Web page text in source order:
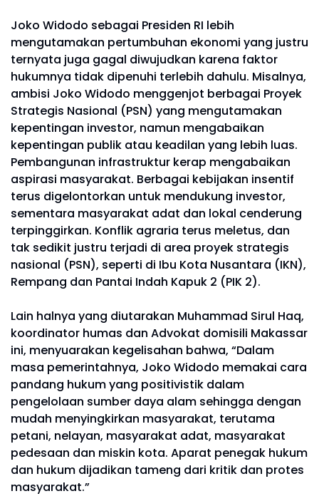
Joko Widodo sebagai Presiden RI lebih
mengutamakan pertumbuhan ekonomi yang justru
ternyata juga gagal diwujudkan karena faktor
hukumnya tidak dipenuhi terlebih dahulu. Misalnya,
ambisi Joko Widodo menggenjot berbagai Proyek
Strategis Nasional (PSN) yang mengutamakan
kepentingan investor, namun mengabaikan
kepentingan publik atau keadilan yang lebih luas.
Pembangunan infrastruktur kerap mengabaikan
aspirasi masyarakat. Berbagai kebijakan insentif
terus digelontorkan untuk mendukung investor,
sementara masyarakat adat dan lokal cenderung
terpinggirkan. Konflik agraria terus meletus, dan
tak sedikit justru terjadi di area proyek strategis
nasional (PSN), seperti di Ibu Kota Nusantara (IKN),
Rempang dan Pantai Indah Kapuk 2 (PIK 2).
Lain halnya yang diutarakan Muhammad Sirul Haq,
koordinator humas dan Advokat domisili Makassar
ini, menyuarakan kegelisahan bahwa, “Dalam
masa pemerintahnya, Joko Widodo memakai cara
pandang hukum yang positivistik dalam
pengelolaan sumber daya alam sehingga dengan
mudah menyingkirkan masyarakat, terutama
petani, nelayan, masyarakat adat, masyarakat
pedesaan dan miskin kota. Aparat penegak hukum
dan hukum dijadikan tameng dari kritik dan protes
masyarakat.”